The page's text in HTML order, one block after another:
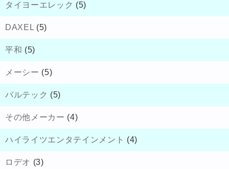
タイヨーエレック (5)
DAXEL (5)
平和 (5)
メーシー (5)
バルテック (5)
その他メーカー (4)
ハイライツエンタテインメント (4)
ロデオ (3)